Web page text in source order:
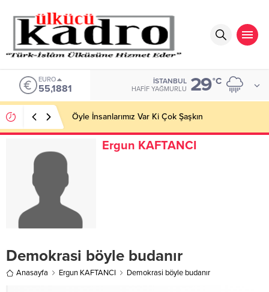
EURO
55,1881
İSTANBUL
HAFIF YAĞMURLU 29°C
Öyle İnsanlarımız Var Ki Çok Şaşkın
Ergun KAFTANCI
Demokrasi böyle budanır
Anasayfa Ergun KAFTANCI Demokrasi böyle budanır